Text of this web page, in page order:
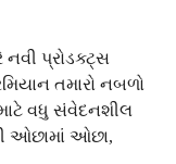
નવી પ્રોડક્ટ્સ
તમારો નબળો
વધુ સંવેદનશીલ
ઓછામાં ઓછા,